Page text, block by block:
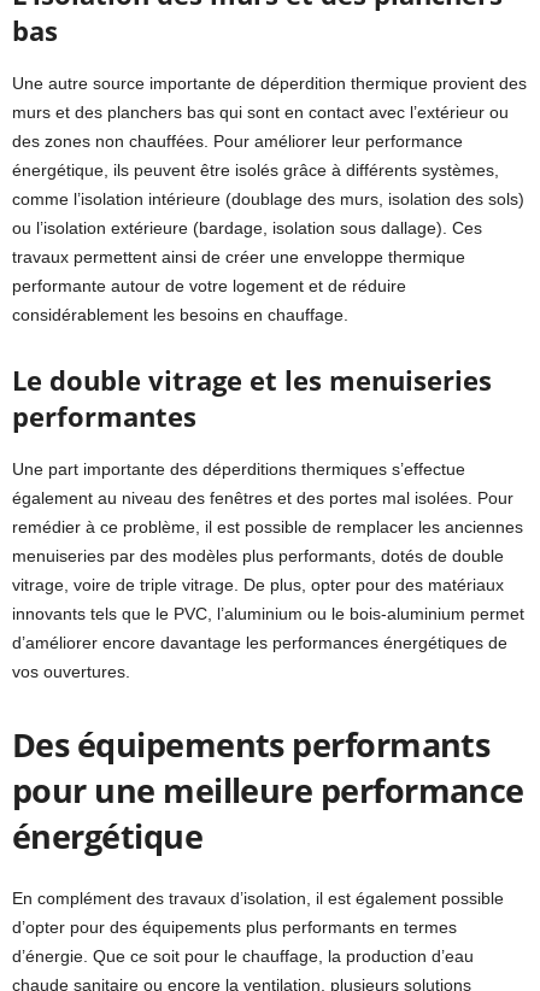
bas
Une autre source importante de déperdition thermique provient des
murs et des planchers bas qui sont en contact avec l’extérieur ou
des zones non chauffées. Pour améliorer leur performance
énergétique, ils peuvent être isolés grâce à différents systèmes,
comme l’isolation intérieure (doublage des murs, isolation des sols)
ou l’isolation extérieure (bardage, isolation sous dallage). Ces
travaux permettent ainsi de créer une enveloppe thermique
performante autour de votre logement et de réduire
considérablement les besoins en chauffage.
Le double vitrage et les menuiseries
performantes
Une part importante des déperditions thermiques s’effectue
également au niveau des fenêtres et des portes mal isolées. Pour
remédier à ce problème, il est possible de remplacer les anciennes
menuiseries par des modèles plus performants, dotés de double
vitrage, voire de triple vitrage. De plus, opter pour des matériaux
innovants tels que le PVC, l’aluminium ou le bois-aluminium permet
d’améliorer encore davantage les performances énergétiques de
vos ouvertures.
Des équipements performants
pour une meilleure performance
énergétique
En complément des travaux d’isolation, il est également possible
d’opter pour des équipements plus performants en termes
d’énergie. Que ce soit pour le chauffage, la production d’eau
chaude sanitaire ou encore la ventilation, plusieurs solutions